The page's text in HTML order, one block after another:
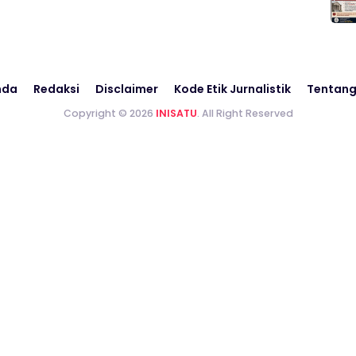
Redaksi Disclaimer Kode Etik Jurnalistik
Copyright © 2026 INISATU. All Right Reserved